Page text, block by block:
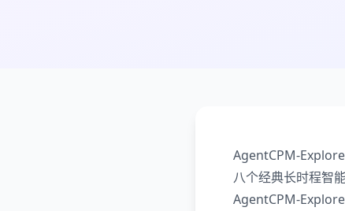
AgentCPM-
八个经典长时程智
AgentCPM-